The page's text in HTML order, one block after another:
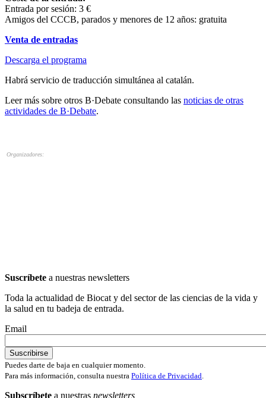
Entrada por sesión: 3 €
Amigos del CCCB, parados y menores de 12 años: gratuita
Venta de entradas
Descarga el programa
Habrá servicio de traducción simultánea al catalán.
Leer más sobre otros B·Debate consultando las noticias de otras
actividades de B·Debate.
Organizadores:
Suscríbete a nuestras newsletters
Toda la actualidad de Biocat y del sector de las ciencias de la vida y
la salud en tu badeja de entrada.
Email
Puedes darte de baja en cualquier momento.
Para más información, consulta nuestra Política de Privacidad.
Subscríbete a nuestras newsletters